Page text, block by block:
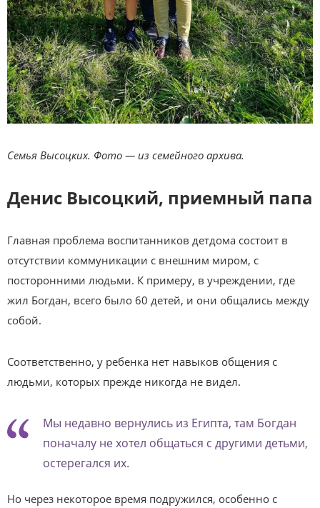
Семья Высоцких. Фото — из семейного архива.
Денис Высоцкий, приемный папа
Главная проблема воспитанников детдома состоит в
отсутствии коммуникации с внешним миром, с
посторонними людьми. К примеру, в учреждении, где
жил Богдан, всего было 60 детей, и они общались между
собой.
Соответственно, у ребенка нет навыков общения с
людьми, которых прежде никогда не видел.
Мы недавно вернулись из Египта, там Богдан
поначалу не хотел общаться с другими детьми,
остерегался их.
Но через некоторое время подружился, особенно с